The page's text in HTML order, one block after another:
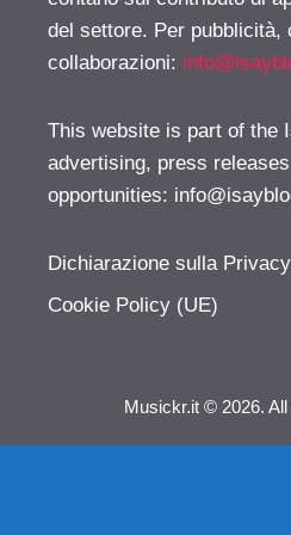
del settore. Per pubblicità,
collaborazioni:
This website is part of the
advertising, press
opportunities:
Dichiarazione sulla
Cookie Policy (UE)
Musickr.it © 2026.